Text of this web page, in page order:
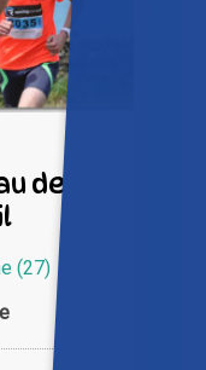
de
(27)